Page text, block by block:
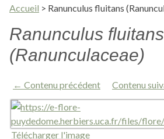
Accueil > Ranunculus fluitans
Ranunculus fluitans
(Ranunculaceae)
← Contenu précédent Contenu
Télécharger l'image